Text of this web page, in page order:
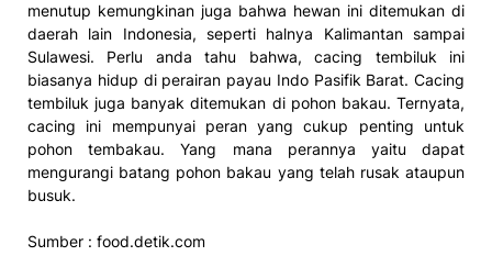
menutup kemungkinan juga bahwa hewan ini ditemukan di
daerah lain Indonesia, seperti halnya Kalimantan sampai
Sulawesi. Perlu anda tahu bahwa, cacing tembiluk ini
biasanya hidup di perairan payau Indo Pasifik Barat. Cacing
tembiluk juga banyak ditemukan di pohon bakau. Ternyata,
cacing ini mempunyai peran yang cukup penting untuk
pohon tembakau. Yang mana perannya yaitu dapat
mengurangi batang pohon bakau yang telah rusak ataupun
busuk.
Sumber : food.detik.com